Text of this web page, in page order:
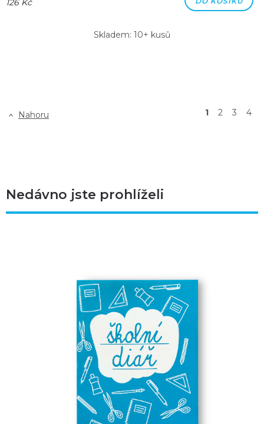
126 Kč
Skladem: 10+ kusů
Nahoru 1 2 3 4
Nedávno jste prohlíželi